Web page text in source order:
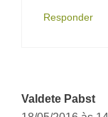
Responder
Valdete Pabst